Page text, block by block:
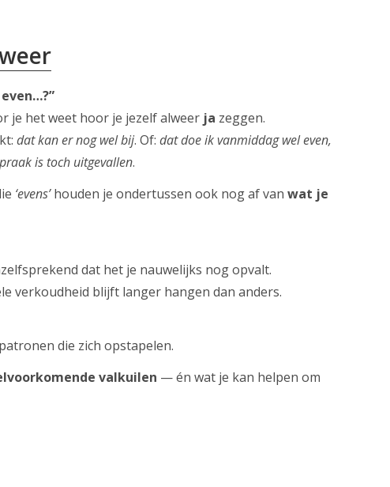
je het weet hoor je jezelf alweer ja zeggen.
dat kan er nog wel bij. Of: dat doe ik vanmiddag wel even,
is toch uitgevallen.
‘evens’houden je ondertussen ook nog af van wat je
dat het je nauwelijks nog opvalt.
verkoudheid blijft langer hangen dan anders.
die zich opstapelen.
valkuilen — én wat je kan helpen om